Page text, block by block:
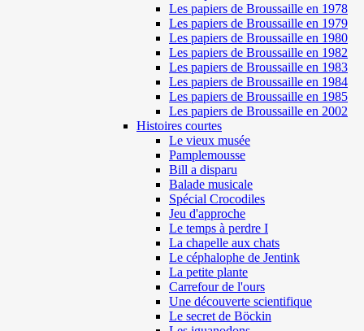
Les papiers de Broussaille en 1978
Les papiers de Broussaille en 1979
Les papiers de Broussaille en 1980
Les papiers de Broussaille en 1982
Les papiers de Broussaille en 1983
Les papiers de Broussaille en 1984
Les papiers de Broussaille en 1985
Les papiers de Broussaille en 2002
Histoires courtes
Le vieux musée
Pamplemousse
Bill a disparu
Balade musicale
Spécial Crocodiles
Jeu d'approche
Le temps à perdre I
La chapelle aux chats
Le céphalophe de Jentink
La petite plante
Carrefour de l'ours
Une découverte scientifique
Le secret de Böckin